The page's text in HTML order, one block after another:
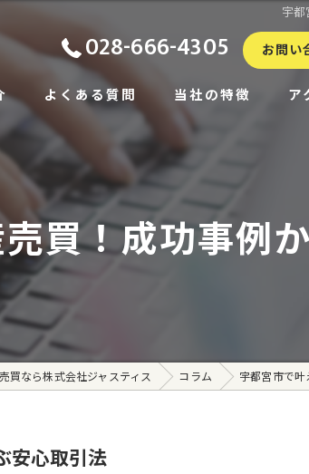
宇
028-666-4305 お問い
よくある質問 当社の特徴
土地
戸建て
相続
ア
買！成功事例
買なら株式会社ジャスティス コラム 宇都宮市で
安心取引法